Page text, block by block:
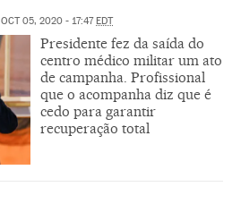
OCT 05, 2020 - 17:47 EDT
Presidente fez da saída do
centro médico militar um ato
de campanha. Profissional
que o acompanha diz que é
cedo para garantir
recuperação total